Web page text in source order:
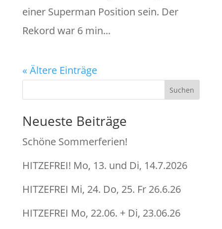
einer Superman Position sein. Der
Rekord war 6 min...
« Ältere Einträge
Suchen
Neueste Beiträge
Schöne Sommerferien!
HITZEFREI! Mo, 13. und Di, 14.7.2026
HITZEFREI Mi, 24. Do, 25. Fr 26.6.26
HITZEFREI Mo, 22.06. + Di, 23.06.26